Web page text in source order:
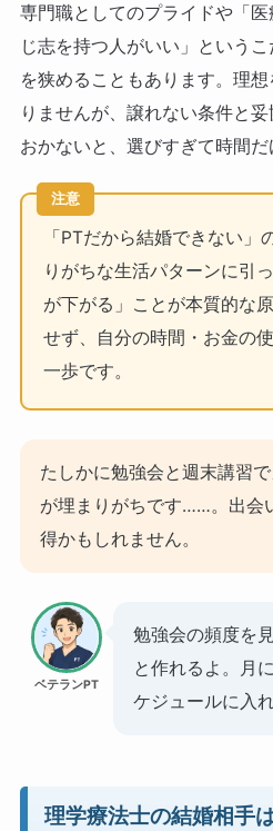
専門職としてのプライドや「
じ志を持つ人がいい」という
を狭めることもあります。理
りませんが、譲れない条件と
おかないと、選びすぎて時間だ
注意
「PTだから結婚できない」
りがちな生活パターンに引
が下がる」ことが本質的な
せず、自分の時間・お金の
一歩です。
たしかに勉強会と週末講習
が埋まりがちです……。出会
得かもしれません。
ベテランPT
勉強会の頻度を
と作れるよ。月
ケジュールに入
理学療法士の結婚相手